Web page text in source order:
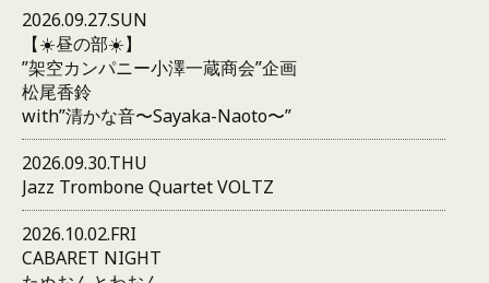
2026.09.27.SUN
【☀️昼の部☀️】
”架空カンパニー小澤一蔵商会”企画
松尾香鈴
with”清かな音〜Sayaka-Naoto〜”
2026.09.30.THU
Jazz Trombone Quartet VOLTZ
2026.10.02.FRI
CABARET NIGHT